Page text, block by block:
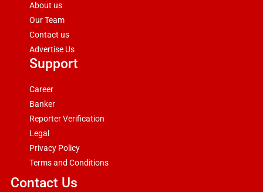
About us
Our Team
Contact us
Advertise Us
Support
Career
Banker
Reporter Verification
Legal
Privacy Policy
Terms and Conditions
Contact Us